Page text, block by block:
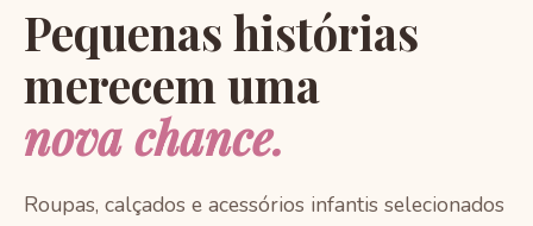
Pequenas histórias
merecem uma
nova chance.
Roupas, calçados e acessórios infantis selecionados